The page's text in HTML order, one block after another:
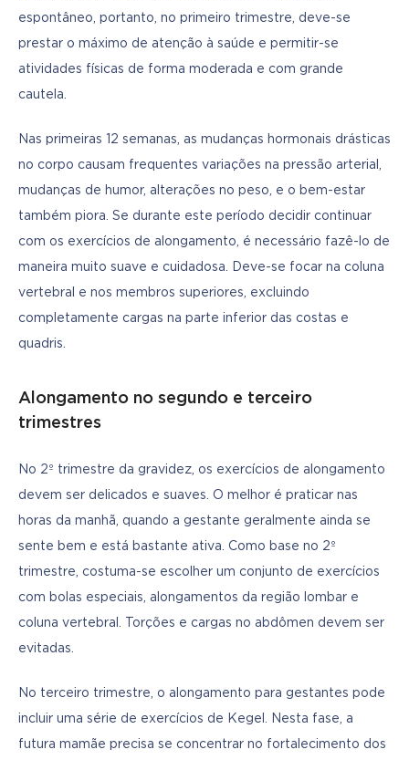
espontâneo, portanto, no primeiro trimestre, deve-se
prestar o máximo de atenção à saúde e permitir-se
atividades físicas de forma moderada e com grande
cautela.
Nas primeiras 12 semanas, as mudanças hormonais drásticas
no corpo causam frequentes variações na pressão arterial,
mudanças de humor, alterações no peso, e o bem-estar
também piora. Se durante este período decidir continuar
com os exercícios de alongamento, é necessário fazê-lo de
maneira muito suave e cuidadosa. Deve-se focar na coluna
vertebral e nos membros superiores, excluindo
completamente cargas na parte inferior das costas e
quadris.
Alongamento no segundo e terceiro
trimestres
No 2º trimestre da gravidez, os exercícios de alongamento
devem ser delicados e suaves. O melhor é praticar nas
horas da manhã, quando a gestante geralmente ainda se
sente bem e está bastante ativa. Como base no 2º
trimestre, costuma-se escolher um conjunto de exercícios
com bolas especiais, alongamentos da região lombar e
coluna vertebral. Torções e cargas no abdômen devem ser
evitadas.
No terceiro trimestre, o alongamento para gestantes pode
incluir uma série de exercícios de Kegel. Nesta fase, a
futura mamãe precisa se concentrar no fortalecimento dos